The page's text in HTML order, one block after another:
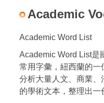
Academic
Academic Word List
Academic Word List是
常用字彙，紐西蘭的一
分析大量人文、商業
的學術文本，整理出一